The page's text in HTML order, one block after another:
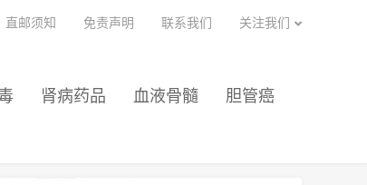
肾病药品 血液骨髓
胆管癌
直邮须知 免责声明 联系我们 关注我们